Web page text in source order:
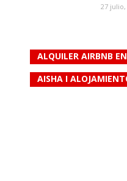
27 julio,
ALQUILER AIRBNB
AISHA I